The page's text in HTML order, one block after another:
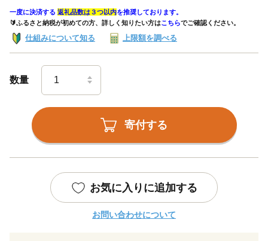
一度に決済する 返礼品数は３つ以内を推奨しております。
🔰ふるさと納税が初めての方、詳しく知りたい方はこちらでご確認ください。
仕組みについて知る 上限額を調べる
数量
寄付する
お気に入りに追加する
お問い合わせについて